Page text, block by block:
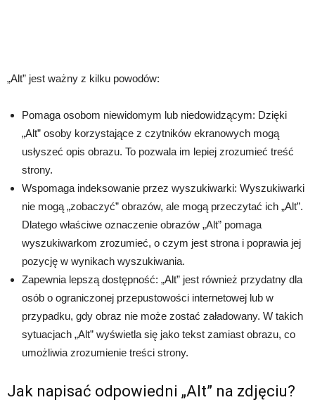
„Alt” jest ważny z kilku powodów:
Pomaga osobom niewidomym lub niedowidzącym: Dzięki
„Alt” osoby korzystające z czytników ekranowych mogą
usłyszeć opis obrazu. To pozwala im lepiej zrozumieć treść
strony.
Wspomaga indeksowanie przez wyszukiwarki: Wyszukiwarki
nie mogą „zobaczyć” obrazów, ale mogą przeczytać ich „Alt”.
Dlatego właściwe oznaczenie obrazów „Alt” pomaga
wyszukiwarkom zrozumieć, o czym jest strona i poprawia jej
pozycję w wynikach wyszukiwania.
Zapewnia lepszą dostępność: „Alt” jest również przydatny dla
osób o ograniczonej przepustowości internetowej lub w
przypadku, gdy obraz nie może zostać załadowany. W takich
sytuacjach „Alt” wyświetla się jako tekst zamiast obrazu, co
umożliwia zrozumienie treści strony.
Jak napisać odpowiedni „Alt” na zdjęciu?